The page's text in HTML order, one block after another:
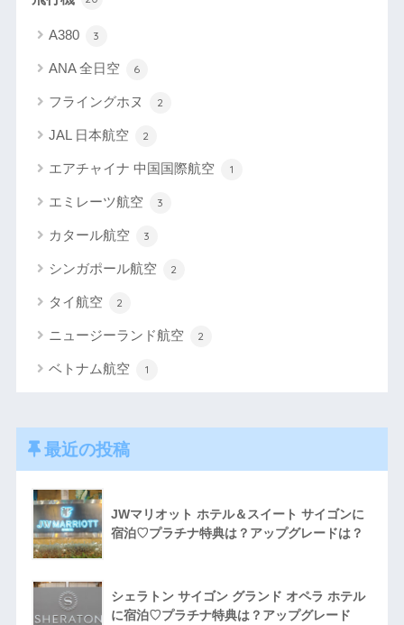
A380 3
ANA 全日空 6
フライングホヌ 2
JAL 日本航空 2
エアチャイナ 中国国際航空 1
エミレーツ航空 3
カタール航空 3
シンガポール航空 2
タイ航空 2
ニュージーランド航空 2
ベトナム航空 1
最近の投稿
JWマリオット ホテル＆スイート サイゴンに
宿泊♡プラチナ特典は？アップグレードは？
シェラトン サイゴン グランド オペラ ホテル
に宿泊♡プラチナ特典は？アップグレード